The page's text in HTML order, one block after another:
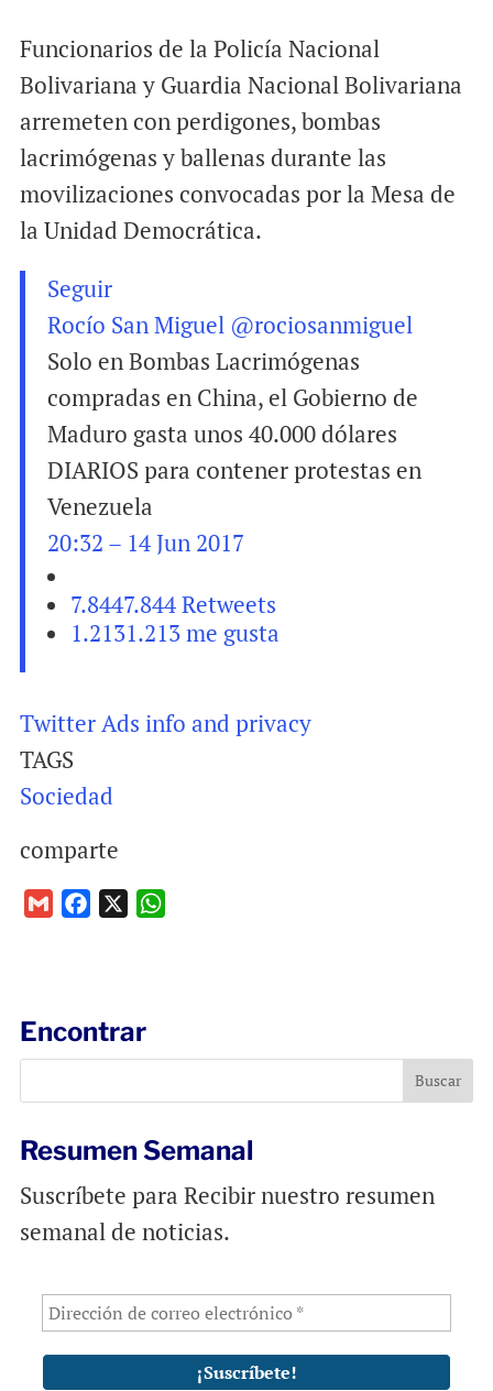
Funcionarios de la Policía Nacional
Bolivariana y Guardia Nacional Bolivariana
arremeten con perdigones, bombas
lacrimógenas y ballenas durante las
movilizaciones convocadas por la Mesa de
la Unidad Democrática.
Seguir
Rocío San Miguel @rociosanmiguel
Solo en Bombas Lacrimógenas
compradas en China, el Gobierno de
Maduro gasta unos 40.000 dólares
DIARIOS para contener protestas en
Venezuela
20:32 – 14 Jun 2017
7.8447.844 Retweets
1.2131.213 me gusta
Twitter Ads info and privacy
TAGS
Sociedad
comparte
o
k
p
Encontrar
Resumen Semanal
Suscríbete para Recibir nuestro resumen
semanal de noticias.